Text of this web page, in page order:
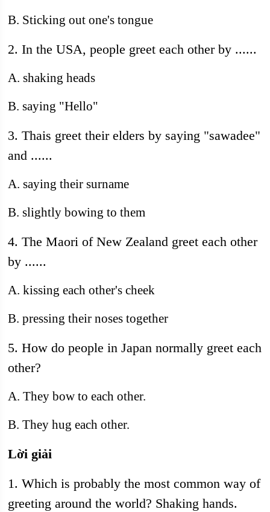
B. Sticking out one's tongue
2. In the USA, people greet each other by ......
A. shaking heads
B. saying "Hello"
3. Thais greet their elders by saying "sawadee"
and ......
A. saying their surname
B. slightly bowing to them
4. The Maori of New Zealand greet each other
by ......
A. kissing each other's cheek
B. pressing their noses together
5. How do people in Japan normally greet each
other?
A. They bow to each other.
B. They hug each other.
Lời giải
1. Which is probably the most common way of
greeting around the world? Shaking hands.